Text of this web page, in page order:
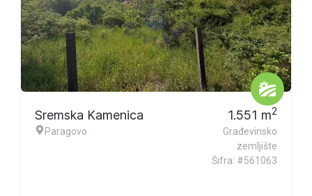
Sremska Kamenica
Paragovo
1.551 m2
Građevinsko
zemljište
Šifra: #561063